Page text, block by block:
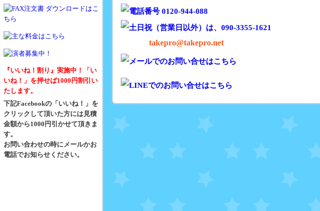
takepro@takepro.net
『いいね！割り』実施中！「い
いね！」を押せば1000円割引い
たします。
下記Facebookの「いいね！」を
クリックして頂いた方には見積
金額から1000円引かせて頂きま
す。
お問い合わせの時にメールかお
電話でお知らせください。